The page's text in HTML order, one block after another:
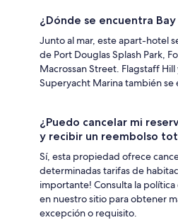
¿Dónde se encuentra Bay
Junto al mar, este apart-hotel
de Port Douglas Splash Park,
Macrossan Street. Flagstaff
Superyacht Marina también se
¿Puedo cancelar mi
y recibir un reembolso
Sí, esta propiedad ofrece
determinadas tarifas de
importante! Consulta la
en nuestro sitio para obtener
excepción o requisito.